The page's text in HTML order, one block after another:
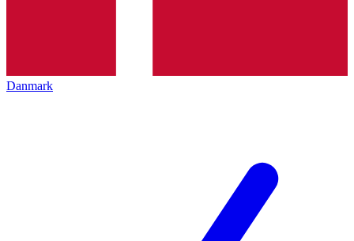
Danmark